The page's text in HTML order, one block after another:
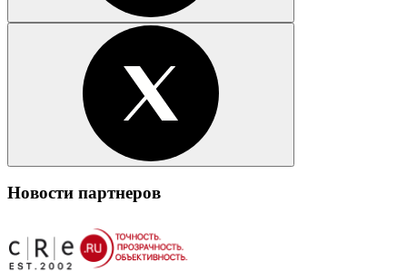
Новости партнеров